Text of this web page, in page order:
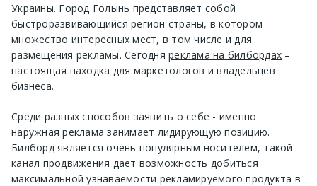
Украины. Город Голынь представляет собой
быстроразвивающийся регион страны, в котором
множество интересных мест, в том числе и для
размещения рекламы. Сегодня реклама на билбордах –
настоящая находка для маркетологов и владельцев
бизнеса.
Среди разных способов заявить о себе - именно
наружная реклама занимает лидирующую позицию.
Билборд является очень популярным носителем, такой
канал продвижения дает возможность добиться
максимальной узнаваемости рекламируемого продукта в